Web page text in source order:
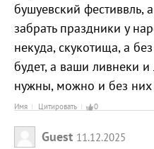
бушуевский фестиввль,
забрать праздники у
некуда, скукотища, а
будет, а ваши ливнеки
нужны, можно и без них
Имя Цитировать 0
Guest 11.12.2025